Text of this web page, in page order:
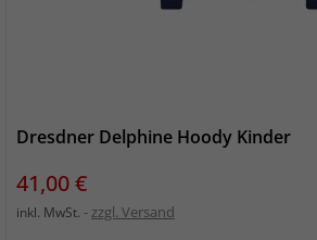
Dresdner Delphine Hoody Kinder
Preis
41,00 €
inkl. MwSt. zzgl. Versand